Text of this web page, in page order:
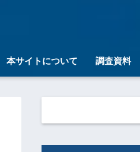
本サイトについて 調査資料